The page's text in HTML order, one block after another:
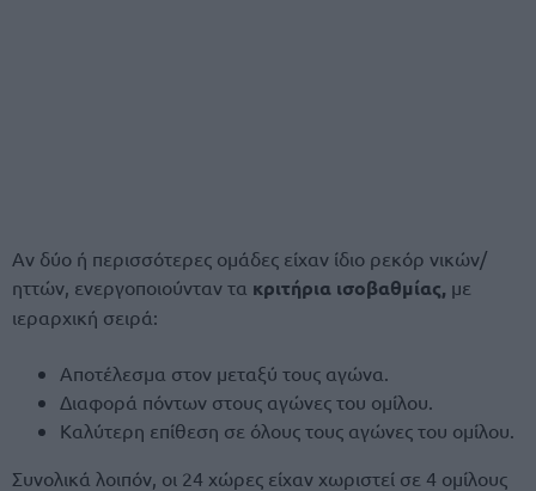
Αν δύο ή περισσότερες ομάδες είχαν ίδιο ρεκόρ νικών/
ηττών, ενεργοποιούνταν τα κριτήρια ισοβαθμίας, με
ιεραρχική σειρά:
Αποτέλεσμα στον μεταξύ τους αγώνα.
Διαφορά πόντων στους αγώνες του ομίλου.
Καλύτερη επίθεση σε όλους τους αγώνες του ομίλου.
Συνολικά λοιπόν, οι 24 χώρες είχαν χωριστεί σε 4 ομίλους